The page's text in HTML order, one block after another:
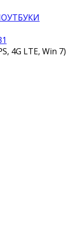
4G LTE, Win 7)